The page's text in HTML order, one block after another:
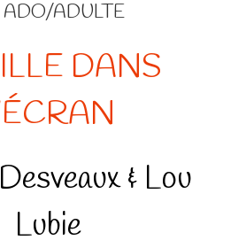
ADULTE
DANS
& Lou
Lubie